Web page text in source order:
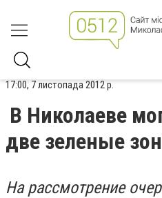
17:00, 7 листопада 2012 р.
В Николаеве
две зеленые
На рассмотрение